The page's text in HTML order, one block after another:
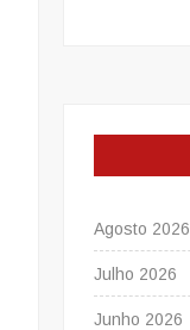
Agosto 2026
Julho 2026
Junho 2026